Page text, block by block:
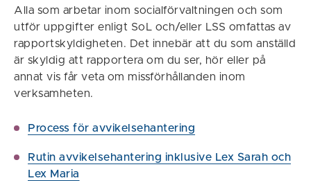
Alla som arbetar inom socialförvaltningen och som
utför uppgifter enligt SoL och/eller LSS omfattas av
rapportskyldigheten. Det innebär att du som anställd
är skyldig att rapportera om du ser, hör eller på
annat vis får veta om missförhållanden inom
verksamheten.
Process för avvikelsehantering
Rutin avvikelsehantering inklusive Lex Sarah och
Lex Maria